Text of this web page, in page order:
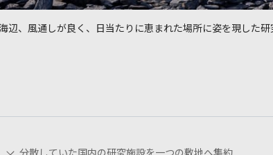
辺、風通しが良く、日当たりに恵まれた場所に姿を現した